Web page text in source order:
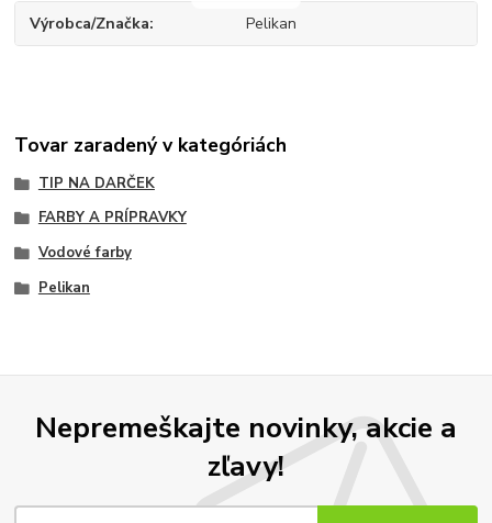
Výrobca/Značka Pelikan
Tovar zaradený v kategóriách
TIP NA DARČEK
FARBY A PRÍPRAVKY
Vodové farby
Pelikan
Nepremeškajte novinky, akcie a
zľavy!